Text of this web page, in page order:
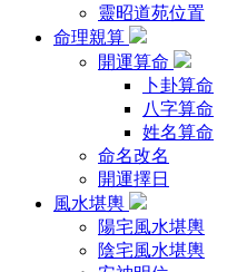
靈昭道苑位置
命理親算
開運算命
卜卦算命
八字算命
姓名算命
命名改名
開運擇日
風水堪輿
陽宅風水堪輿
陰宅風水堪輿